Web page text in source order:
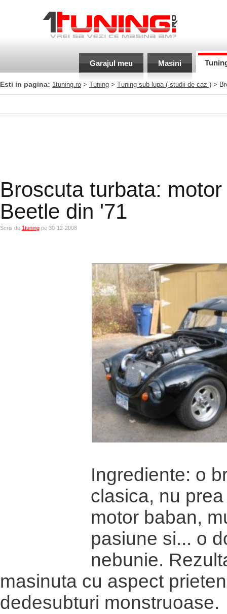
Garajul meu Masini
Esti in pagina: 1tuning.ro > Tuning > Tuning sub lupa ( studii de caz ) >
Broscuta turbata:
Beetle din '71
Scris de 1tuning pe 30-12-2008
Ingrediente: o
clasica, nu
motor baban,
pasiune si... o
nebunie.
masinuta cu aspect
dedesubturi monstruoase.